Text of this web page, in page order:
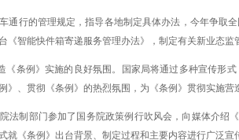
通行的管理规定，指导各地制定具体办法，今年争取
《智能快件箱寄递服务管理办法》，制定有关新业态
《条例》实施的良好氛围。国家局将通过多种宣传形
》、贯彻《条例》的热烈氛围，为《条例》贯彻实施营
法制部门参加了国务院政策例行吹风会，向媒体介绍
就《条例》出台背景、制定过程和主要内容进行广泛宣